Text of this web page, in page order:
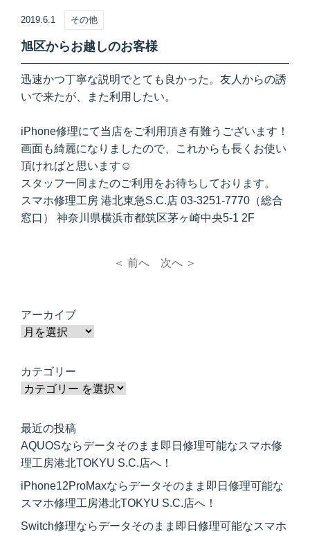
2019.6.1 その他
旭区からお越しのお客様
迅速かつ丁寧な説明でとても良かった。友人からの誘
いで来たが、また利用したい。
iPhone修理にて当店をご利用頂き有難うございます！
画面も綺麗になりましたので、これからも長くお使い
頂ければと思います☺︎
スタッフ一同またのご利用をお待ちしております。
スマホ修理工房 港北東急S.C.店 03-3251-7770（総合
窓口） 神奈川県横浜市都筑区茅ヶ崎中央5-1 2F
＜ 前へ 次へ ＞
アーカイブ
カテゴリー
最近の投稿
AQUOSならデータそのまま即日修理可能なスマホ修
理工房港北TOKYU S.C.店へ！
iPhone12ProMaxならデータそのまま即日修理可能な
スマホ修理工房港北TOKYU S.C.店へ！
Switch修理ならデータそのまま即日修理可能なスマホ